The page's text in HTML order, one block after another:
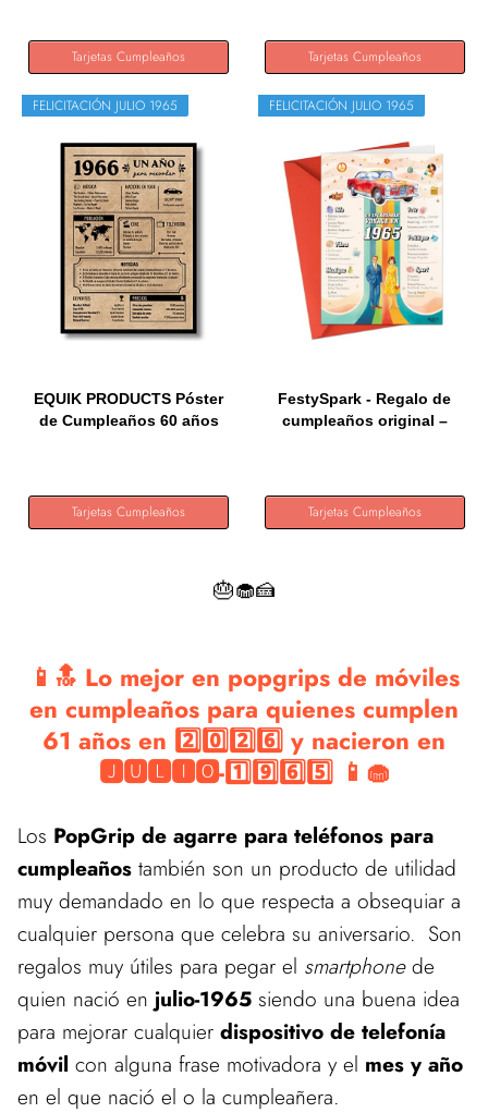
Tarjetas Cumpleaños Tarjetas Cumpleaños
FELICITACIÓN JULIO 1965
EQUIK PRODUCTS Póster
de Cumpleaños 60 años
Tarjetas Cumpleaños
FELICITACIÓN JULIO 1965
FestySpark - Regalo de
cumpleaños original –
Tarjetas Cumpleaños
🎂🧁🍰
📱🔝 Lo mejor en popgrips de móviles
en cumpleaños para quienes cumplen
61 años en 2️⃣0️⃣2️⃣6️⃣ y nacieron en
🅹🆄🅻🅸🅾-1️⃣9️⃣6️⃣5️⃣ 📱🧁
Los PopGrip de agarre para teléfonos para
cumpleaños también son un producto de utilidad
muy demandado en lo que respecta a obsequiar a
cualquier persona que celebra su aniversario. Son
regalos muy útiles para pegar el smartphonede
quien nació en julio-1965 siendo una buena idea
para mejorar cualquier dispositivo de telefonía
móvil con alguna frase motivadora y el mes y año
en el que nació el o la cumpleañera.